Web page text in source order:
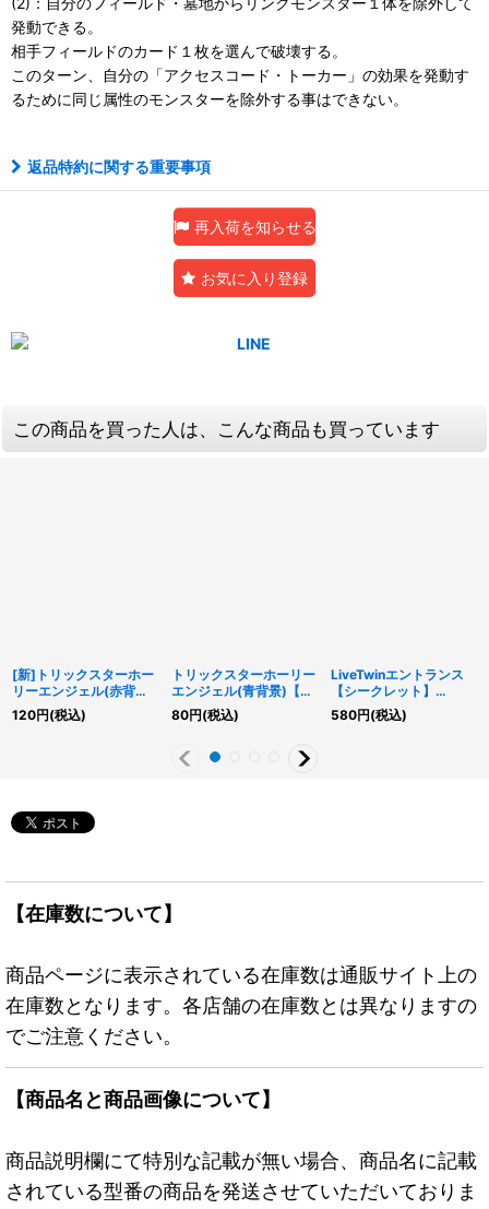
発動できる。
相手フィールドのカード１枚を選んで破壊する。
このターン、自分の「アクセスコード・トーカー」の効果を発動す
るために同じ属性のモンスターを除外する事はできない。
返品特約に関する重要事項
再入荷を知らせる
お気に入り登録
この商品を買った人は、こんな商品も買っています
[新]トリックスターホー
リーエンジェル(赤背景)
【シークレット】
{QCAC-JP042}《リン
120円(税込)
トリックスターホーリー
エンジェル(青背景)【シ
ークレット】{QCAC-
JP042}《リンク》
80円(税込)
LiveTwinエントランス
【シークレット】
{SLF1-JP082}《魔法》
580円(税込)
【在庫数について】
商品ページに表示されている在庫数は通販サイト上の
在庫数となります。各店舗の在庫数とは異なりますの
でご注意ください。
【商品名と商品画像について】
商品説明欄にて特別な記載が無い場合、商品名に記載
されている型番の商品を発送させていただいておりま